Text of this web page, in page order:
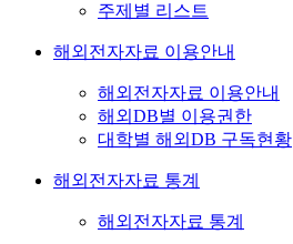
주제별 리스트
해외전자자료 이용안내
해외전자자료 이용안내
해외DB별 이용권한
대학별 해외DB 구독현황
해외전자자료 통계
해외전자자료 통계